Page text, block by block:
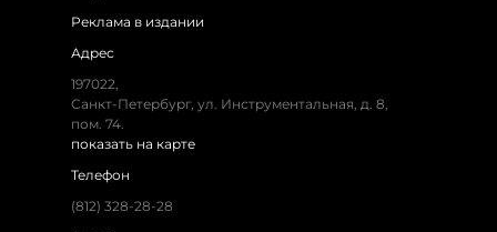
Реклама в издании
Адрес
197022,
Санкт-Петербург, ул. Инструментальная, д. 8,
пом. 74.
показать на карте
Телефон
(812) 328-28-28